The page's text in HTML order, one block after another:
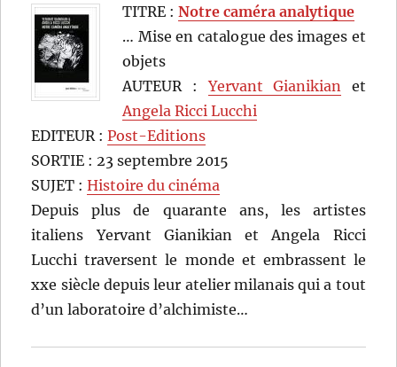
TITRE :Notre caméra analytique
… Mise en catalogue des images et
objets
AUTEUR :Yervant Gianikian et
Angela Ricci Lucchi
EDITEUR :Post-Editions
SORTIE : 23 septembre 2015
SUJET :Histoire du cinéma
Depuis plus de quarante ans, les artistes
italiens Yervant Gianikian et Angela Ricci
Lucchi traversent le monde et embrassent le
xxe siècle depuis leur atelier milanais qui a tout
d’un laboratoire d’alchimiste…